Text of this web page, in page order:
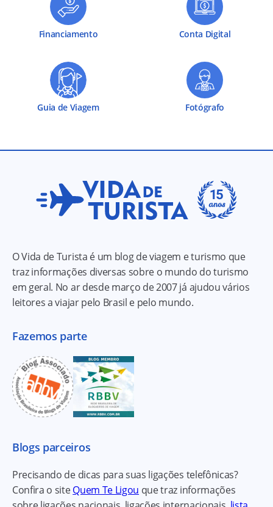
Financiamento Conta Digital
Guia de Viagem Fotógrafo
O Vida de Turista é um blog de viagem e turismo que
traz informações diversas sobre o mundo do turismo
em geral. No ar desde março de 2007 já ajudou vários
leitores a viajar pelo Brasil e pelo mundo.
Fazemos parte
Blogs parceiros
Precisando de dicas para suas ligações telefônicas?
Confira o siteQuem Te Ligou que traz informações